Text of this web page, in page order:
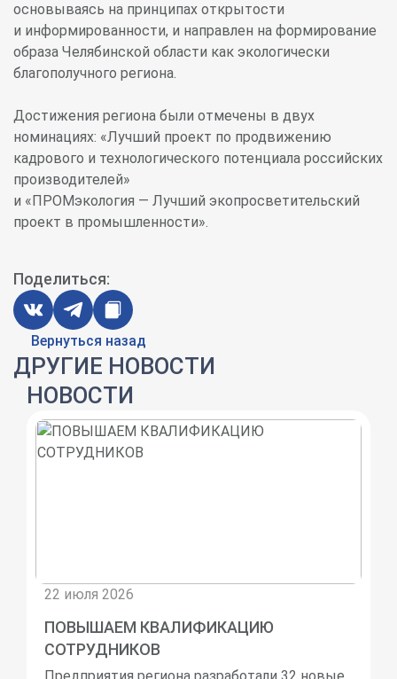
основываясь на принципах открытости
и информированности, и направлен на формирование
образа Челябинской области как экологически
благополучного региона.
Достижения региона были отмечены в двух
номинациях: «Лучший проект по продвижению
кадрового и технологического потенциала российских
производителей»
и «ПРОМэкология — Лучший экопросветительский
проект в промышленности».
Поделиться:
Вернуться назад
ДРУГИЕ НОВОСТИ
НОВОСТИ
22 июля 2026
ПОВЫШАЕМ КВАЛИФИКАЦИЮ
СОТРУДНИКОВ